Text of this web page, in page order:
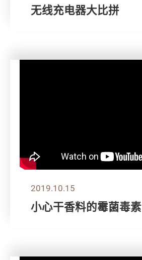
无线充电器大比拼
2019.10.15
小心干香料的霉菌毒素